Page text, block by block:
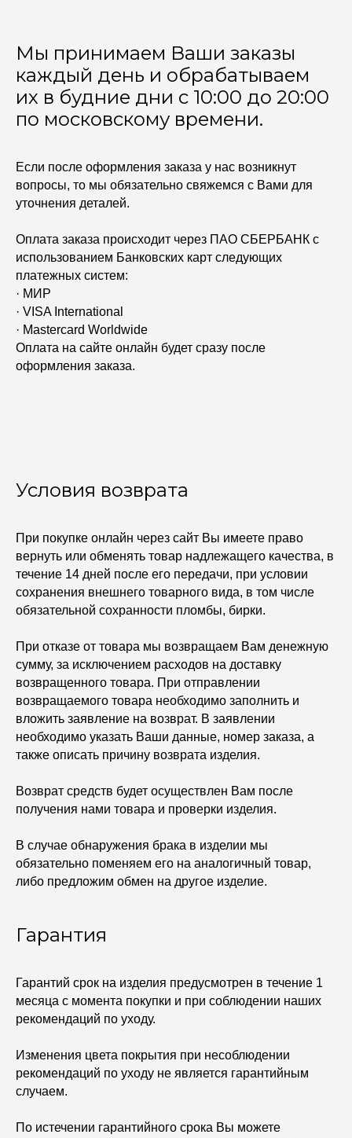
Мы принимаем Ваши заказы
каждый день и обрабатываем
их в будние дни с 10:00 до 20:00
по московскому времени.
Если после оформления заказа у нас возникнут
вопросы, то мы обязательно свяжемся с Вами для
уточнения деталей.
Оплата заказа происходит через ПАО СБЕРБАНК с
использованием Банковских карт следующих
платежных систем:
· МИР
· VISA International
· Mastercard Worldwide
Оплата на сайте онлайн будет сразу после
оформления заказа.
Условия возврата
При покупке онлайн через сайт Вы имеете право
вернуть или обменять товар надлежащего качества, в
течение 14 дней после его передачи, при условии
сохранения внешнего товарного вида, в том числе
обязательной сохранности пломбы, бирки.
При отказе от товара мы возвращаем Вам денежную
сумму, за исключением расходов на доставку
возвращенного товара. При отправлении
возвращаемого товара необходимо заполнить и
вложить заявление на возврат. В заявлении
необходимо указать Ваши данные, номер заказа, а
также описать причину возврата изделия.
Возврат средств будет осуществлен Вам после
получения нами товара и проверки изделия.
В случае обнаружения брака в изделии мы
обязательно поменяем его на аналогичный товар,
либо предложим обмен на другое изделие.
Гарантия
Гарантий срок на изделия предусмотрен в течение 1
месяца с момента покупки и при соблюдении наших
рекомендаций по уходу.
Изменения цвета покрытия при несоблюдении
рекомендаций по уходу не является гарантийным
случаем.
По истечении гарантийного срока Вы можете
УЧАСТВУЙТЕ В НАШЕЙ
СИСТЕМЕ ЛОЯЛЬНОСТИ
Сеты
Возврат и гарантия
© 2021-2025 Edalinjewelry. Все права защищены.
Бодичейны
Стилист на связи
Договор оферты
Политика
ПОКУПАТЕЛЯМ
Кольца
Браслеты
Колье
Каффы
Ремни
Чокеры
Изделия на заказ
Упаковка
Сертификаты
Магазины
Не бриллианты, потому
что по любви
Регистрация